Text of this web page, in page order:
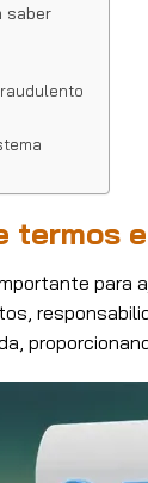
saber
termos